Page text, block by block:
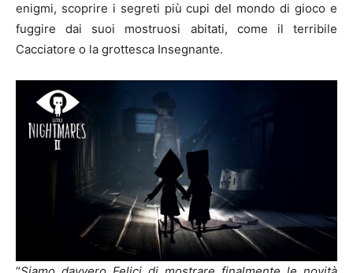
enigmi, scoprire i segreti più cupi del mondo di gioco e
fuggire dai suoi mostruosi abitati, come il terribile
Cacciatore o la grottesca Insegnante.